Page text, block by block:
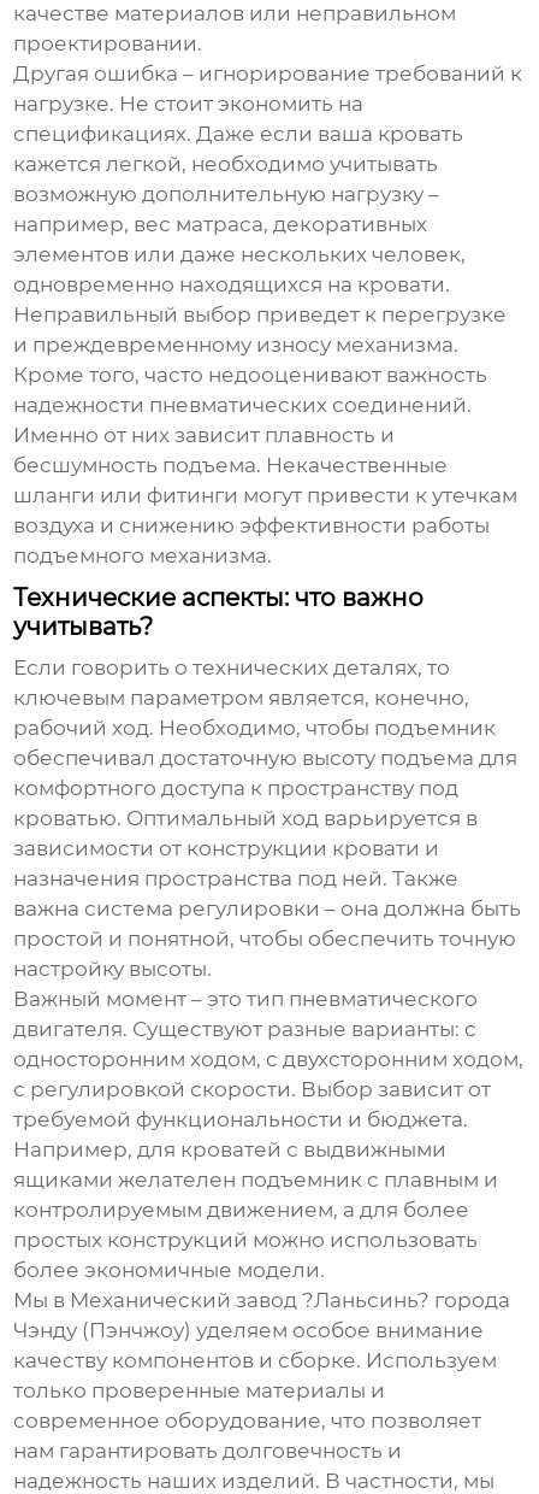
качестве материалов или неправильном
проектировании.
Другая ошибка – игнорирование требований к
нагрузке. Не стоит экономить на
спецификациях. Даже если ваша кровать
кажется легкой, необходимо учитывать
возможную дополнительную нагрузку –
например, вес матраса, декоративных
элементов или даже нескольких человек,
одновременно находящихся на кровати.
Неправильный выбор приведет к перегрузке
и преждевременному износу механизма.
Кроме того, часто недооценивают важность
надежности пневматических соединений.
Именно от них зависит плавность и
бесшумность подъема. Некачественные
шланги или фитинги могут привести к утечкам
воздуха и снижению эффективности работы
подъемного механизма.
Технические аспекты: что важно
учитывать?
Если говорить о технических деталях, то
ключевым параметром является, конечно,
рабочий ход. Необходимо, чтобы подъемник
обеспечивал достаточную высоту подъема для
комфортного доступа к пространству под
кроватью. Оптимальный ход варьируется в
зависимости от конструкции кровати и
назначения пространства под ней. Также
важна система регулировки – она должна быть
простой и понятной, чтобы обеспечить точную
настройку высоты.
Важный момент – это тип пневматического
двигателя. Существуют разные варианты: с
односторонним ходом, с двухсторонним ходом,
с регулировкой скорости. Выбор зависит от
требуемой функциональности и бюджета.
Например, для кроватей с выдвижными
ящиками желателен подъемник с плавным и
контролируемым движением, а для более
простых конструкций можно использовать
более экономичные модели.
Мы в Механический завод ?Ланьсинь? города
Чэнду (Пэнчжоу) уделяем особое внимание
качеству компонентов и сборке. Используем
только проверенные материалы и
современное оборудование, что позволяет
нам гарантировать долговечность и
надежность наших изделий. В частности, мы